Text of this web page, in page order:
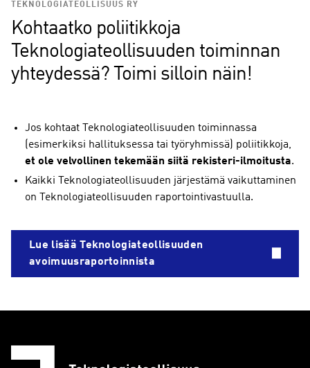
TEKNOLOGIATEOLLISUUS RY
Kohtaatko poliitikkoja
Teknologiateollisuuden toiminnan
yhteydessä? Toimi silloin näin!
Jos kohtaat Teknologiateollisuuden toiminnassa
(esimerkiksi hallituksessa tai työryhmissä) poliitikkoja,
et ole velvollinen tekemään siitä rekisteri-ilmoitusta.
Kaikki Teknologiateollisuuden järjestämä vaikuttaminen
on Teknologiateollisuuden raportointivastuulla.
Lue lisää Teknologiateollisuuden
avoimuusraportoinnista